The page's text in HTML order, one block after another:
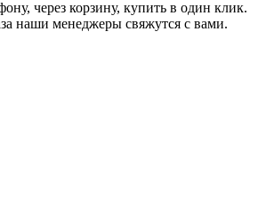
через корзину, купить в один клик.
наши менеджеры свяжутся с вами.